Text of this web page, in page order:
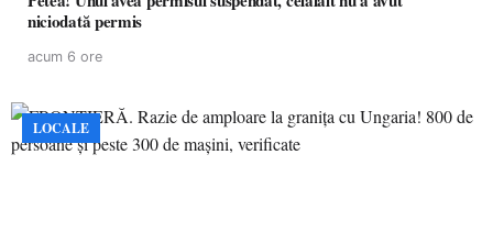
niciodată permis
acum 6 ore
LOCALE